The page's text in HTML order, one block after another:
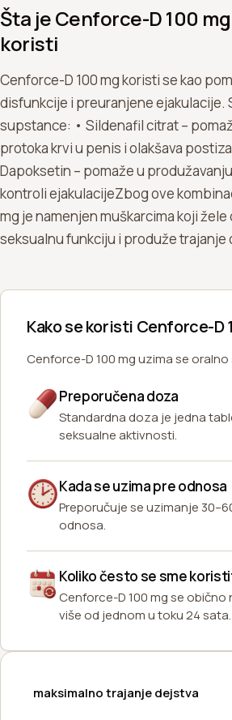
Šta je Cenforce-D 100
koristi
Cenforce-D 100 mg koristi se kao
disfunkcije i preuranjene ejakulacije.
supstance: • Sildenafil citrat –
protoka krvi u penis i olakšava
Dapoksetin – pomaže u
kontroli ejakulacijeZbog ove
mg je namenjen muškarcima koji
seksualnu funkciju i produže trajanje
Kako se koristi Cenforce-D
Cenforce-D 100 mg uzima se
Preporučena doza
Standardna doza je jedna
seksualne aktivnosti.
Kada se uzima pre odnosa
Preporučuje se uzimanje
odnosa.
Koliko često se sme
Cenforce-D 100 mg se obično
više od jednom u toku 24 sata.
maksimalno trajanje dejstva